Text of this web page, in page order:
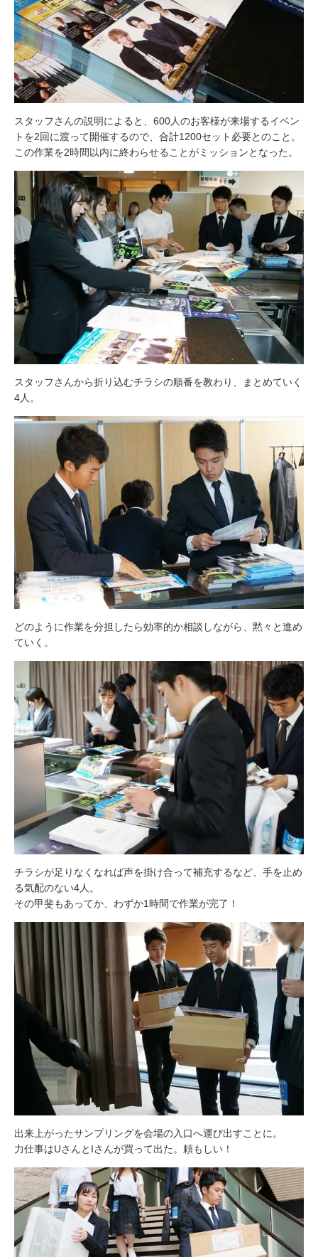
スタッフさんの説明によると、600人のお客様が来場するイベン
トを2回に渡って開催するので、合計1200セット必要とのこと。
この作業を2時間以内に終わらせることがミッションとなった。
スタッフさんから折り込むチラシの順番を教わり、まとめていく
4人。
どのように作業を分担したら効率的か相談しながら、黙々と進め
ていく。
チラシが足りなくなれば声を掛け合って補充するなど、手を止め
る気配のない4人。
その甲斐もあってか、わずか1時間で作業が完了！
出来上がったサンプリングを会場の入口へ運び出すことに。
力仕事はUさんとIさんが買って出た。頼もしい！